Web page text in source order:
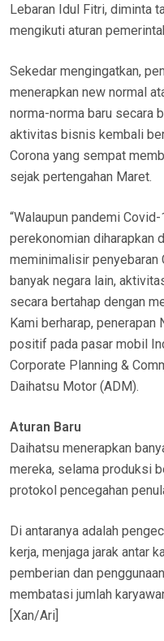
Lebaran Idul Fitri, diminta
mengikuti aturan
Sekedar mengingatkan,
menerapkan new normal
norma-norma baru secara
aktivitas bisnis kembali
Corona yang sempat
sejak pertengahan Maret.
“Walaupun pandemi
perekonomian diharapkan
meminimalisir penyebaran
banyak negara lain,
secara bertahap dengan
Kami berharap, penerapan
positif pada pasar mobil
Corporate Planning &
Daihatsu Motor (ADM).
Aturan Baru
Daihatsu menerapkan
mereka, selama produksi
protokol pencegahan
Di antaranya adalah
kerja, menjaga jarak antar
pemberian dan
membatasi jumlah
[Xan/Ari]